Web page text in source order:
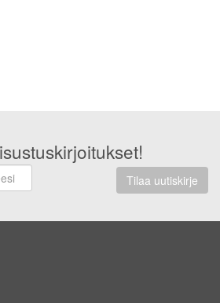
Tilaa uutiskirje